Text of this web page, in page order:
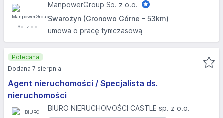
ManpowerGroup Sp. z o.o.
Swarożyn (Gronowo Górne - 53km)
umowa o pracę tymczasową
Agent nieruchomości / Specjalista ds.
nieruchomości
BIURO NIERUCHOMOŚCI CASTLE sp. z o.o.
Polecana
Dodana 7 sierpnia